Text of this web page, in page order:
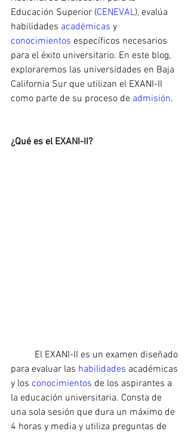
Educación Superior (CENEVAL), evalúa
habilidades académicas y
conocimientos específicos necesarios
para el éxito universitario. En este blog,
exploraremos las universidades en Baja
California Sur que utilizan el EXANI-II
como parte de su proceso de admisión.
¿Qué es el EXANI-II?
para evaluar las habilidades académicas
y los conocimientos de los aspirantes a
la educación universitaria. Consta de
una sola sesión que dura un máximo de
4 horas y media y utiliza preguntas de